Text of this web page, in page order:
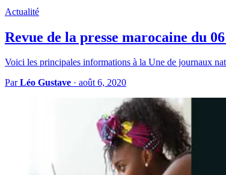
Actualité
Revue de la presse marocaine du
Voici les principales informations à la Une de journaux
ParLéo Gustave · août 6, 2020